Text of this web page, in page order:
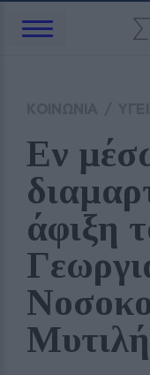
Εν
άφιξη